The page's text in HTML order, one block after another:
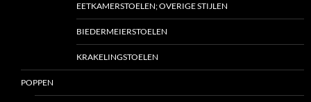
EETKAMERSTOELEN; OVERIGE STIJLEN
BIEDERMEIERSTOELEN
KRAKELINGSTOELEN
POPPEN